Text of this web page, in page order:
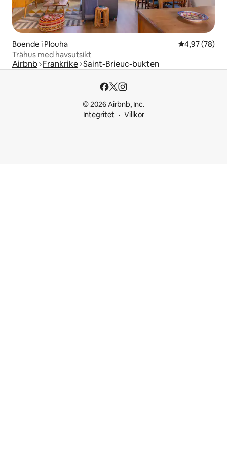
Boende i Plouha 4,97 av 5 i
4,97 (78)
Trähus med havsutsikt
Airbnb Frankrike Saint-Brieuc-bukten
© 2026 Airbnb, Inc.
Integritet
Villkor